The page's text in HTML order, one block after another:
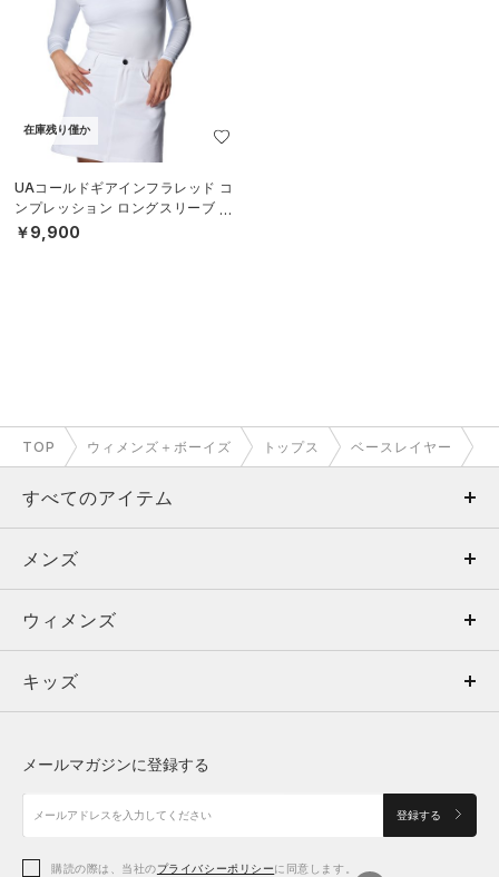
在庫残り僅か
UAコールドギアインフラレッド コ
ンプレッション ロングスリーブ モ
ックネック シャツ（ゴルフ/WOME
￥9,900
TOP ウィメンズ＋ボーイズ トップス ベースレイヤー
すべてのアイテム
メンズ
ウィメンズ
キッズ
アクセサリー
メンズ
トップス
ボトムス
アクセサリー
ウィメンズ
トップス
シューズ
アクセサリー
キッズ
シューズ
メールマガジンに登録する
登録する
購読の際は、当社のプライバシーポリシーに同意します。